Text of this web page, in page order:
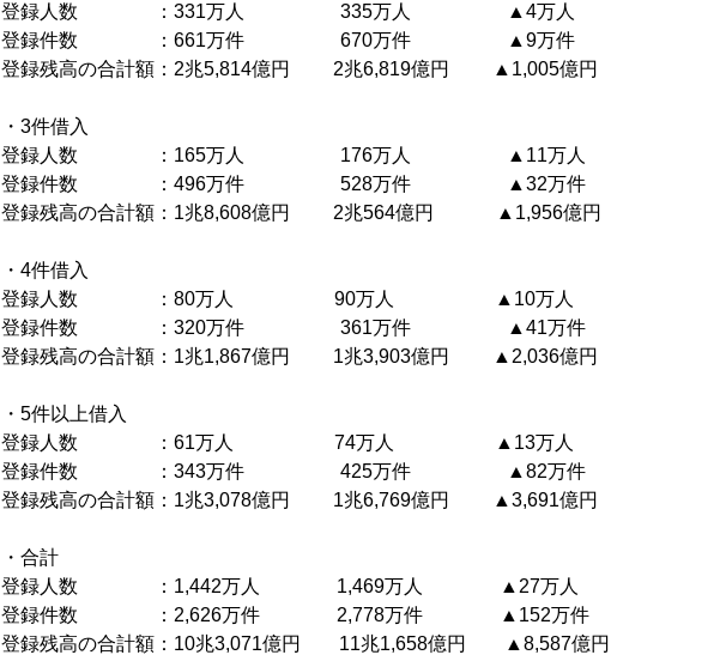
登録人数 ：331万人 335万人 ▲4万人
登録件数 ：661万件 670万件 ▲9万件
登録残高の合計額：2兆5,814億円 2兆6,819億円 ▲1,005億円
・3件借入
登録人数 ：165万人 176万人 ▲11万人
登録件数 ：496万件 528万件 ▲32万件
登録残高の合計額：1兆8,608億円 2兆564億円 ▲1,956億円
・4件借入
登録人数 ：80万人 90万人 ▲10万人
登録件数 ：320万件 361万件 ▲41万件
登録残高の合計額：1兆1,867億円 1兆3,903億円 ▲2,036億円
・5件以上借入
登録人数 ：61万人 74万人 ▲13万人
登録件数 ：343万件 425万件 ▲82万件
登録残高の合計額：1兆3,078億円 1兆6,769億円 ▲3,691億円
・合計
登録人数 ：1,442万人 1,469万人 ▲27万人
登録件数 ：2,626万件 2,778万件 ▲152万件
登録残高の合計額：10兆3,071億円 11兆1,658億円 ▲8,587億円